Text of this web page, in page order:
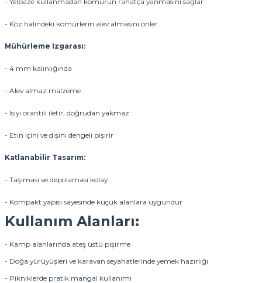
- Köz halindeki kömürlerin alev almasını önler
Mühürleme Izgarası:
- 4 mm kalınlığında
- Alev almaz malzeme
- Isıyı orantılı iletir, doğrudan yakmaz
- Etin içini ve dışını dengeli pişirir
Katlanabilir Tasarım:
- Taşıması ve depolaması kolay
- Kompakt yapısı sayesinde küçük alanlara uygundur
Kullanım Alanları:
- Kamp alanlarında ateş üstü pişirme
- Doğa yürüyüşleri ve karavan seyahatlerinde yemek hazırlığı
- Pikniklerde pratik mangal kullanımı